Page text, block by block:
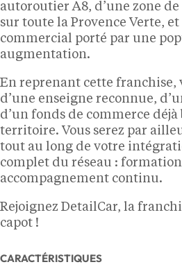
autoroutier A8, d’une zone
sur toute la Provence Verte,
commercial porté par une
augmentation.
En reprenant cette franchise,
d’une enseigne reconnue,
d’un fonds de commerce
territoire. Vous serez par
tout au long de votre
complet du réseau :
accompagnement continu.
Rejoignez DetailCar, la
capot !
CARACTÉRISTIQUES